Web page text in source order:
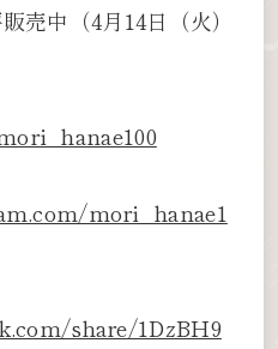
売中（4月14日（火）
mori_hanae1
share/1DzBH9